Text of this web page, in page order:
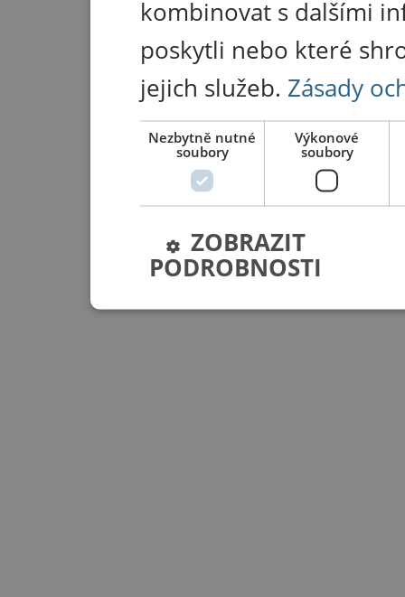
kombinovat s dalšími
poskytli nebo které
jejich služeb. Zásady
Nezbytně nutné
soubory
Výkonové
soubory
ZOBRAZIT
PODROBNOSTI